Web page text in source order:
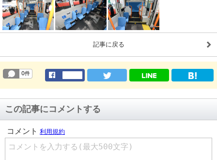
記事に戻る
この記事にコメントする